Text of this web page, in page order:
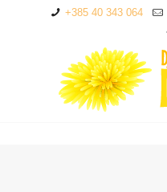
+385 40 343 064